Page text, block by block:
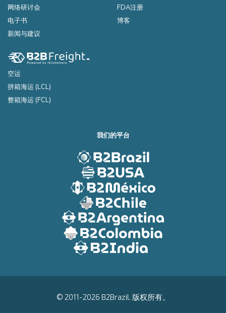
网络研讨会
电子书
新闻与建议
FDA注册
博客
空运
拼箱海运 (LCL)
整箱海运 (FCL)
我们的平台
© 2011-2026 B2Brazil. 版权所有。